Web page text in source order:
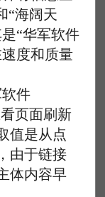
“海阔天
“华军软件
度和质量
件
页面刷新
值是从点
由于链接
体内容早